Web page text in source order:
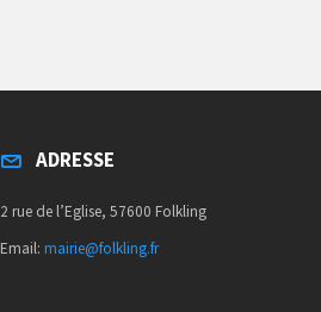
ADRESSE
2 rue de l’Eglise, 57600 Folkling
Email: mairie@folkling.fr